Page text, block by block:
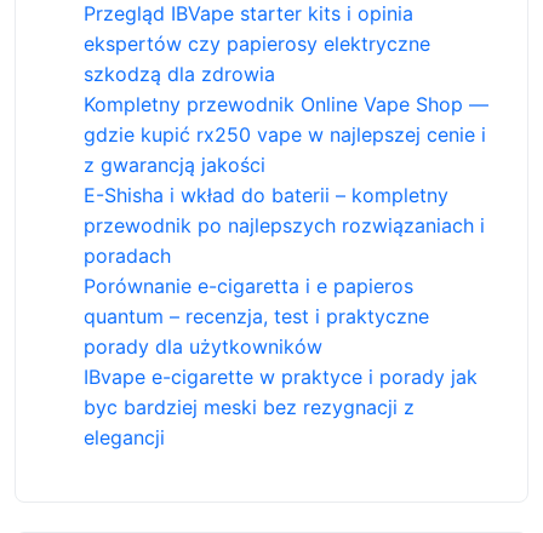
Przegląd IBVape starter kits i opinia
ekspertów czy papierosy elektryczne
szkodzą dla zdrowia
Kompletny przewodnik Online Vape Shop —
gdzie kupić rx250 vape w najlepszej cenie i
z gwarancją jakości
E-Shisha i wkład do baterii – kompletny
przewodnik po najlepszych rozwiązaniach i
poradach
Porównanie e-cigaretta i e papieros
quantum – recenzja, test i praktyczne
porady dla użytkowników
IBvape e-cigarette w praktyce i porady jak
byc bardziej meski bez rezygnacji z
elegancji